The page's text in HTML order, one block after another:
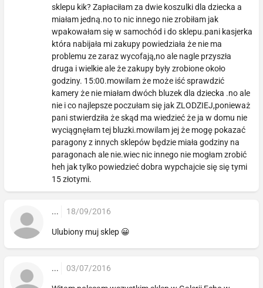
sklepu kik? Zapłaciłam za dwie koszulki dla dziecka a
miałam jedną.no to nic innego nie zrobiłam jak
wpakowałam się w samochód i do sklepu.pani kasjerka
która nabijała mi zakupy powiedziała że nie ma
problemu ze zaraz wycofają,no ale nagle przyszła
druga i wielkie ale że zakupy były zrobione około
godziny. 15:00.mowilam że może iść sprawdzić
kamery że nie miałam dwóch bluzek dla dziecka .no ale
nie i co najlepsze poczułam się jak ZLODZIEJ,ponieważ
pani stwierdziła że skąd ma wiedzieć że ja w domu nie
wyciągnęłam tej bluzki.mowilam jej że mogę pokazać
paragony z innych sklepów będzie miała godziny na
paragonach ale nie.wiec nic innego nie mogłam zrobić
heh jak tylko powiedzieć dobra wypchajcie się się tymi
15 złotymi.
... 18/09/2016
Ulubiony muj sklep 😀
... 03/07/2016